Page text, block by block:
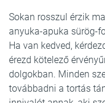
Sokan rosszul érzik
anyuka-apuka sürög-
Ha van kedved,
érezd kötelező
dolgokban. Minden
továbbadni a tortás